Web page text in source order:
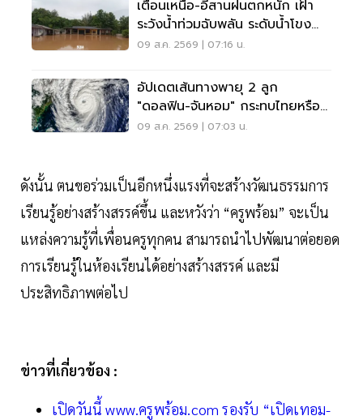
เตือนเหนือ-อีสานฝนตกหนัก เฝ้า
ระวังน้ำท่วมฉับพลัน ระดับน้ำโขง
เพิ่มสูง
09 ส.ค. 2569 | 07:16 น.
อัปเดตเส้นทางพายุ 2 ลูก
"ดอลฟิน-จันหอม" กระทบไทยหรือ
ไม่ เช็กเลย
09 ส.ค. 2569 | 07:03 น.
ดังนั้น ตนขอร่วมเป็นอีกหนึ่งแรงที่จะสร้างวัฒนธรรมการ
เรียนรู้อย่างสร้างสรรค์ขึ้น และหวังว่า “ครูพร้อม” จะเป็น
แหล่งความรู้ที่เพื่อนครูทุกคน สามารถนำไปพัฒนาต่อยอด
การเรียนรู้ในห้องเรียนได้อย่างสร้างสรรค์ และมี
ประสิทธิภาพต่อไป
ข่าวที่เกี่ยวข้อง :
เปิดวันนี้ www.ครูพร้อม.com รองรับ “เปิดเทอม-